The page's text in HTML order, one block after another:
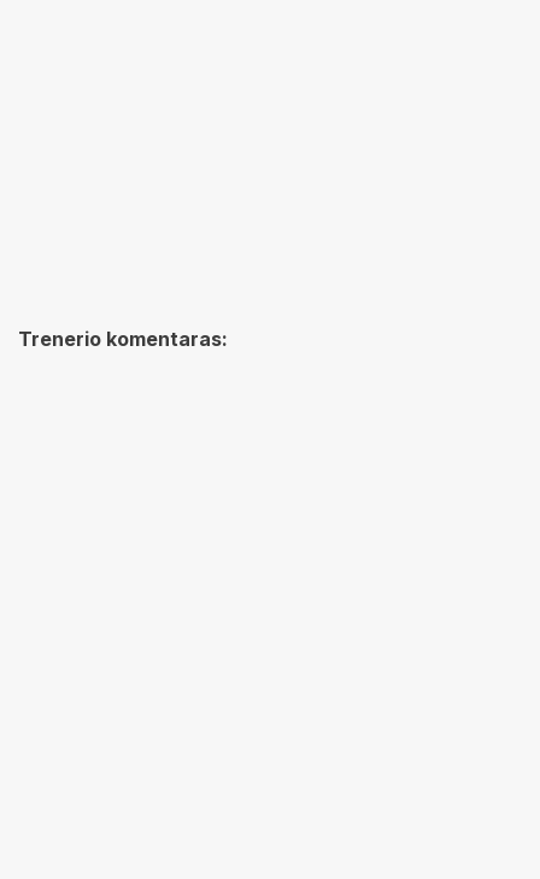
Trenerio komentaras: